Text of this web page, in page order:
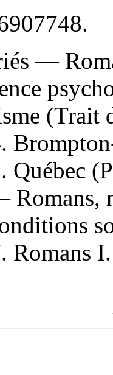
.
—
(Trait
Québec
Romans